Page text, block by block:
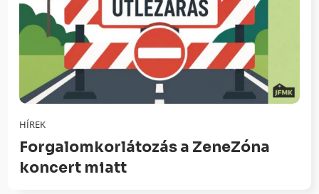
HÍREK
Forgalomkorlátozás a ZeneZóna
koncert miatt